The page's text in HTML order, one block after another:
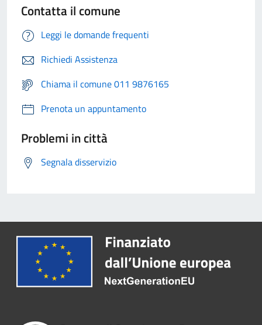
Contatta il comune
Leggi le domande frequenti
Richiedi Assistenza
Chiama il comune 011 9876165
Prenota un appuntamento
Problemi in città
Segnala disservizio